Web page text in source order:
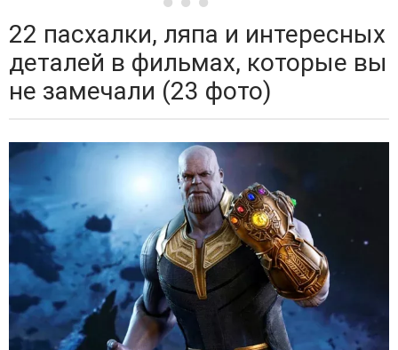
22 пасхалки, ляпа и интересных
деталей в фильмах, которые вы
не замечали (23 фото)